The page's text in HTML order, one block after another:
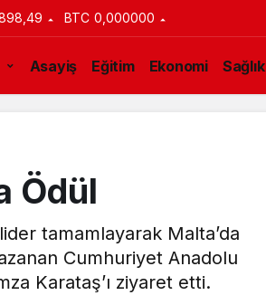
BTC 0,000000
Asayiş Eğitim Ekonomi Sağlık
Ödül
tamamlayarak Malta’da
Cumhuriyet Anadolu
Karataş’ı ziyaret etti.